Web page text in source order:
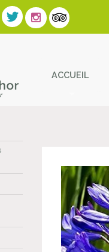
ACCUEIL